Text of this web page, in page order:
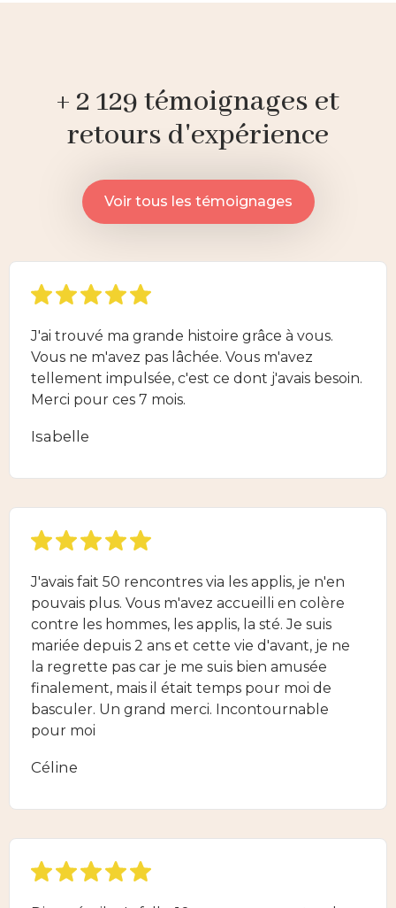
+ 2 129 témoignages et
retours d'expérience
Voir tous les témoignages
J'ai trouvé ma grande histoire grâce à vous.
Vous ne m'avez pas lâchée. Vous m'avez
tellement impulsée, c'est ce dont j'avais besoin.
Merci pour ces 7 mois.
Isabelle
J'avais fait 50 rencontres via les applis, je n'en
pouvais plus. Vous m'avez accueilli en colère
contre les hommes, les applis, la sté. Je suis
mariée depuis 2 ans et cette vie d'avant, je ne
la regrette pas car je me suis bien amusée
finalement, mais il était temps pour moi de
basculer. Un grand merci. Incontournable
pour moi
Céline